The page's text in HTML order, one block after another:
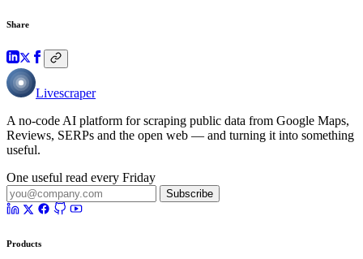
Share
Livescraper
A no-code AI platform for scraping public data from Google Maps,
Reviews, SERPs and the open web — and turning it into something
useful.
One useful read every Friday
Subscribe
Products